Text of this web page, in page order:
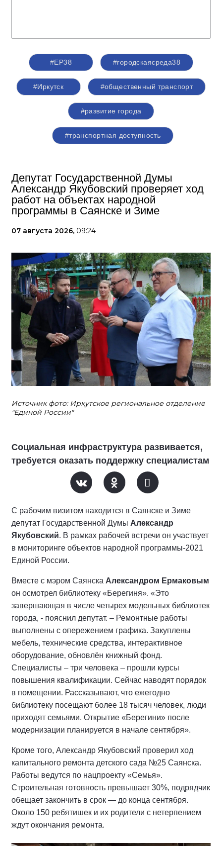
#ЕР38 #городскаясреда38
#Иркутск #общественный транспорт
#развитие города
#транспортная доступность
Депутат Государственной Думы
Александр Якубовский проверяет ход
работ на объектах народной
программы в Саянске и Зиме
07 августа 2026, 09:24
Источник фото: Иркутское региональное отделение
"Единой России"
Социальная инфраструктура развивается,
требуется оказать поддержку специалистам
С рабочим визитом находится в Саянске и Зиме
депутат Государственной Думы Александр
Якубовский. В рамках рабочей встречи он участвует
в мониторинге объектов народной программы-2021
Единой России.
Вместе с мэром Саянска Александром Ермаковым
он осмотрел библиотеку «Берегиня». «Это
завершающая в числе четырех модельных библиотек
города, - пояснил депутат. – Ремонтные работы
выполнены с опережением графика. Закуплены
мебель, технические средства, интерактивное
оборудование, обновлён книжный фонд.
Специалисты – три человека – прошли курсы
повышения квалификации. Сейчас наводят порядок
в помещении. Рассказывают, что ежегодно
библиотеку посещают более 18 тысяч человек, люди
приходят семьями. Открытие «Берегини» после
модернизации планируется в начале сентября».
Кроме того, Александр Якубовский проверил ход
капитального ремонта детского сада №25 Саянска.
Работы ведутся по нацпроекту «Семья».
Строительная готовность превышает 30%, подрядчик
обещает закончить в срок — до конца сентября.
Около 150 ребятишек и их родители с нетерпением
ждут окончания ремонта.